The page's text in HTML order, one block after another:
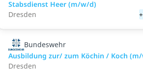
Stabsdienst Heer (m/w/d)
Dresden
Bundeswehr
Ausbildung zur/ zum Köchin / Koch
Dresden